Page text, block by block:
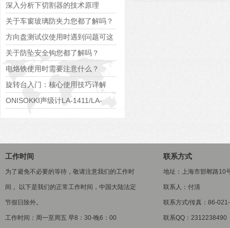
保养
深入分析下切割器的技术原理
关于车窗玻璃防夹力您都了解吗？
方向盘测试仪使用时遇到问题可这
样解决
关于防坠安全钩您都了解吗？
电烙铁使用时需要注意什么？
旋转台入门：核心使用技巧详解
ONISOKKI声级计LA-1411/LA-
工作时间
为了避免不必要的等待，敬请注意我们的工作时
间 。以下是我们的正常工作时间，中国大陆法定
节假日除外。
工作时间：周一至周五 早8：30-晚6：00
联系方式
地址：上海市邯郸路10
联系人：付清
联系方式/传真：86-
联系QQ：2312238490